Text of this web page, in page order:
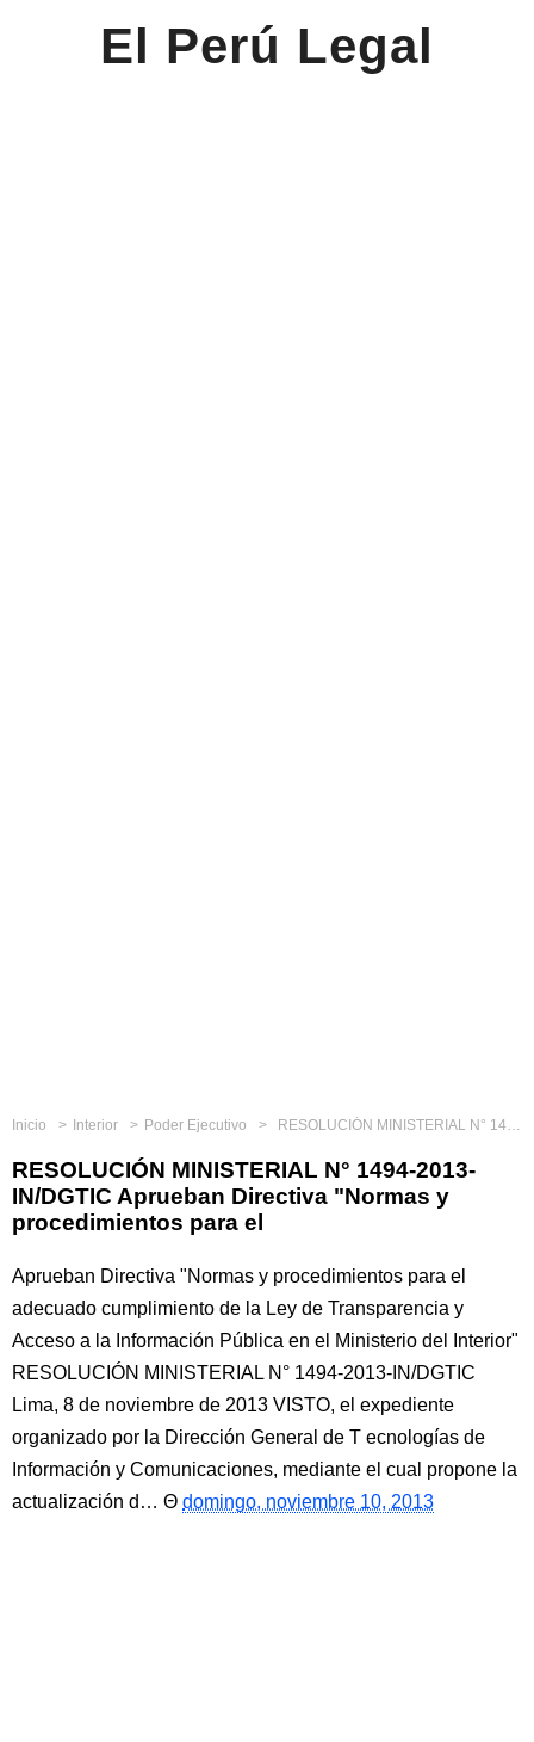
El Perú Legal
Inicio Interior Poder Ejecutivo RESOLUCIÓN MINISTERIAL N° 1494-2013-IN/DGTIC Aprueban Directiva "Normas y procedimientos para el
RESOLUCIÓN MINISTERIAL N° 1494-2013-
IN/DGTIC Aprueban Directiva "Normas y
procedimientos para el
Aprueban Directiva "Normas y procedimientos para el
adecuado cumplimiento de la Ley de Transparencia y
Acceso a la Información Pública en el Ministerio del Interior"
RESOLUCIÓN MINISTERIAL N° 1494-2013-IN/DGTIC
Lima, 8 de noviembre de 2013 VISTO, el expediente
organizado por la Dirección General de T ecnologías de
Información y Comunicaciones, mediante el cual propone la
actualización d…
domingo, noviembre 10, 2013